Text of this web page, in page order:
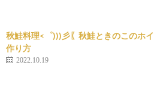
秋鮭料理<゜)))彡〖秋鮭ときのこのホ
作り方
2022.10.19